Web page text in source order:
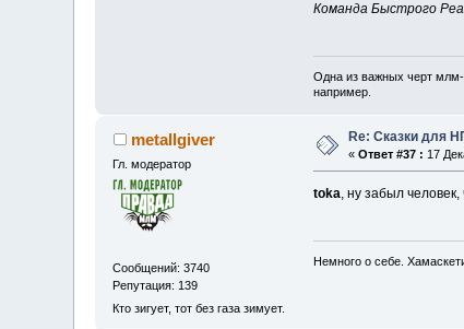
Команда Быстрого
Одна из важных черт млм-
например.
metallgiver
Гл. модератор
Сообщений: 3740
Репутация: 139
Кто зигует, тот без газа зимует.
Re: Сказки для
«Ответ #37 : 17
toka, ну забыл
Немного о себе.